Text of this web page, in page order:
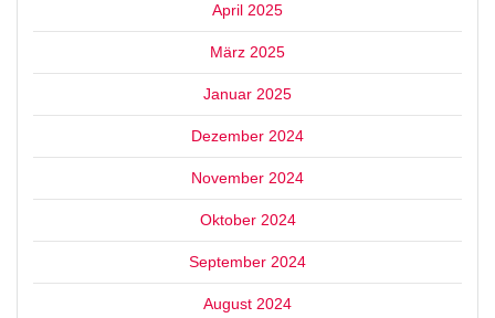
April 2025
März 2025
Januar 2025
Dezember 2024
November 2024
Oktober 2024
September 2024
August 2024